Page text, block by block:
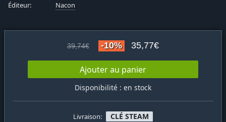
Éditeur:
Nacon
39,74€ -10% 35,77€
Ajouter au panier
Disponibilité : en stock
Livraison: CLÉ STEAM